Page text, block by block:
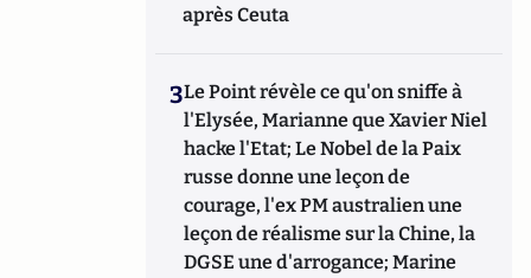
après Ceuta
3Le Point révèle ce qu'on sniffe à
l'Elysée, Marianne que Xavier Niel
hacke l'Etat; Le Nobel de la Paix
russe donne une leçon de
courage, l'ex PM australien une
leçon de réalisme sur la Chine, la
DGSE une d'arrogance; Marine